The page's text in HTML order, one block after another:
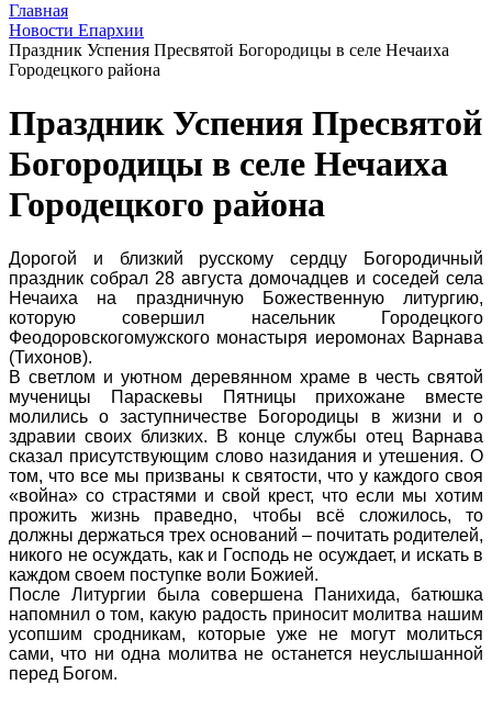
Главная
Новости Епархии
Праздник Успения Пресвятой Богородицы в селе Нечаиха
Городецкого района
Праздник Успения Пресвятой
Богородицы в селе Нечаиха
Городецкого района
Дорогой и близкий русскому сердцу Богородичный
праздник собрал 28 августа домочадцев и соседей села
Нечаиха на праздничную Божественную литургию,
которую совершил насельник Городецкого
Феодоровскогомужского монастыря иеромонах Варнава
(Тихонов).
В светлом и уютном деревянном храме в честь святой
мученицы Параскевы Пятницы прихожане вместе
молились о заступничестве Богородицы в жизни и о
здравии своих близких. В конце службы отец Варнава
сказал присутствующим слово назидания и утешения. О
том, что все мы призваны к святости, что у каждого своя
«война» со страстями и свой крест, что если мы хотим
прожить жизнь праведно, чтобы всё сложилось, то
должны держаться трех оснований – почитать родителей,
никого не осуждать, как и Господь не осуждает, и искать в
каждом своем поступке воли Божией.
После Литургии была совершена Панихида, батюшка
напомнил о том, какую радость приносит молитва нашим
усопшим сродникам, которые уже не могут молиться
сами, что ни одна молитва не останется неуслышанной
перед Богом.